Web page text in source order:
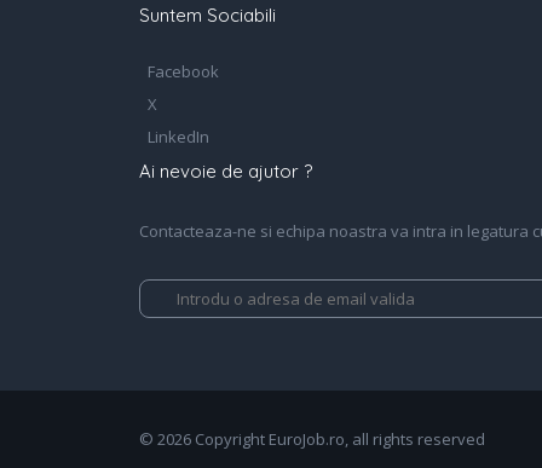
Suntem Sociabili
Facebook
X
LinkedIn
Ai nevoie de ajutor ?
Contacteaza-ne si echipa noastra va intra in legatura
© 2026 Copyright EuroJob.ro, all rights reserved